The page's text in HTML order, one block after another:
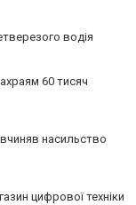
водія
60 тисяч
вчиняв насильство
цифрової техніки